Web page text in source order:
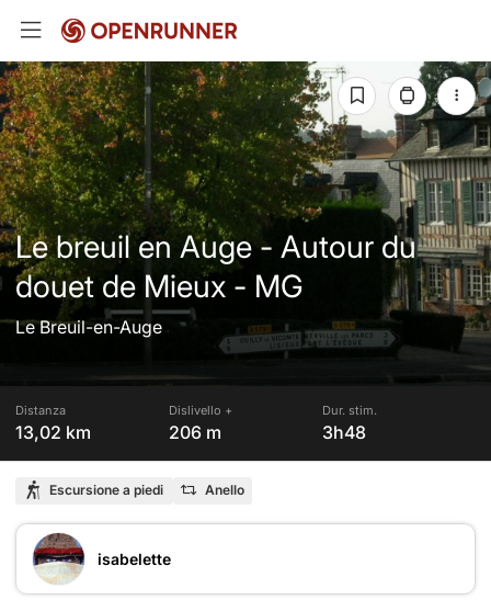
Le breuil en Auge - Autour du
douet de Mieux - MG
Le Breuil-en-Auge
Distanza
13,02 km
Dislivello +
206 m
Dur. stim.
3h48
Escursione a piedi Anello
isabelette